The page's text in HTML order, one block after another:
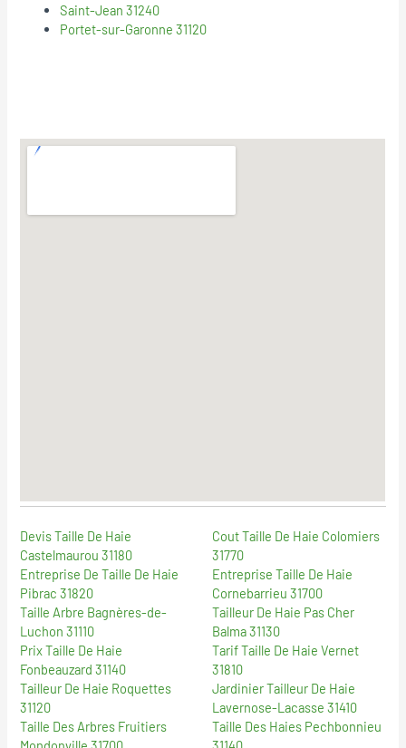
Saint-Jean 31240
Portet-sur-Garonne 31120
Devis Taille De Haie
Castelmaurou 31180
Entreprise De Taille De Haie
Pibrac 31820
Taille Arbre Bagnères-de-
Luchon 31110
Prix Taille De Haie
Fonbeauzard 31140
Tailleur De Haie Roquettes
31120
Taille Des Arbres Fruitiers
Cout Taille De Haie Colomiers
31770
Entreprise Taille De Haie
Cornebarrieu 31700
Tailleur De Haie Pas Cher
Balma 31130
Tarif Taille De Haie Vernet
31810
Jardinier Tailleur De Haie
Lavernose-Lacasse 31410
Taille Des Haies Pechbonnieu